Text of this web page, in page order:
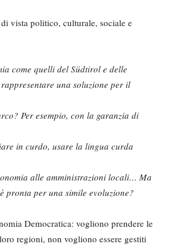
vista politico, culturale, sociale e
come quelli del Südtirol e delle
una soluzione per il
Per esempio, con la garanzia di
in curdo, usare la lingua curda
alle amministrazioni locali… Ma
pronta per una simile evoluzione?
Democratica: vogliono prendere le
regioni, non vogliono essere gestiti